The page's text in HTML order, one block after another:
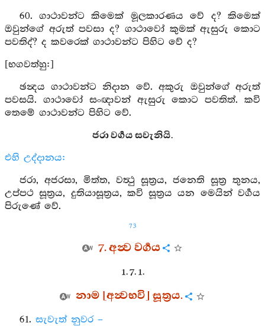
60. ගාථාවන්ට කිමෙක් මූලකාරණය වේ ද? කිමෙක්
ඔවුන්ගේ අරුත් පවසා ද? ගාථාවෝ කුමක් ඇසුරු කොට
පවතිද්? ද කවරෙක් ගාථාවන්ට පිහිට වේ ද?
[භගවත්හු:]
ඡන්‍දය ගාථාවන්ට නිදාන වේ. අකුරු ඔවුන්ගේ අරුත්
පවසයි. ගාථාවෝ සංඥාවන් ඇසුරු කොට පවතිත්. කවි
තෙමේ ගාථාවන්ට පිහිට වේ.
ජරා වර්‍ගය සවැනියි.
එහි උද්දානය:
ජරා, අජරසා, මිත්ත, වත්‍ථු සූත්‍රය, ජනෙති සූත්‍ර තුනය,
උප්පථ සූත්‍රය, දුතියාසූත්‍රය, කවි සූත්‍රය යන මෙයින් වර්‍ගය
පිරුණේ වේ.
73
7. අන්‍ව වර්‍ගය
1. 7. 1.
නාම [අන්‍වභවි] සූත්‍රය.
61. සැවැත් නුවර –